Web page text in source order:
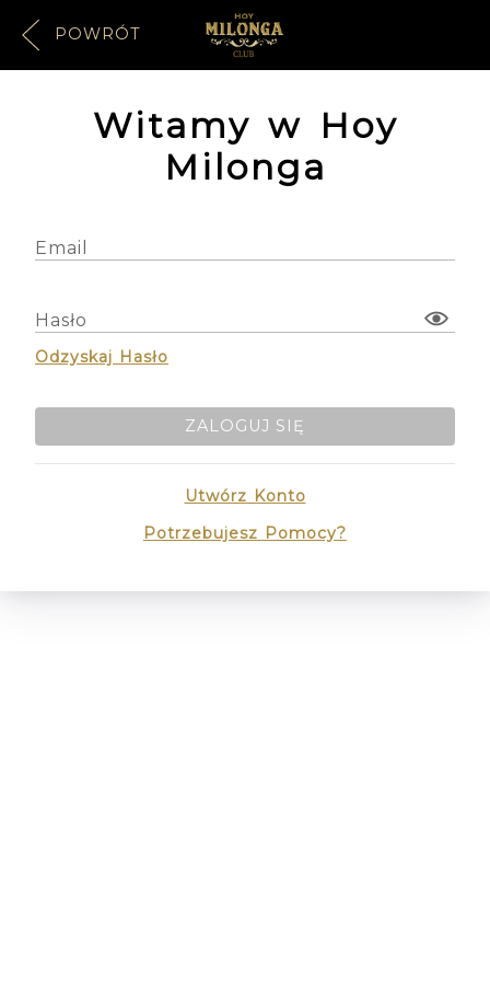
POWRÓT
Witamy w Hoy
Milonga
Email
Hasło
Odzyskaj Hasło
ZALOGUJ SIĘ
Utwórz Konto
Potrzebujesz Pomocy?